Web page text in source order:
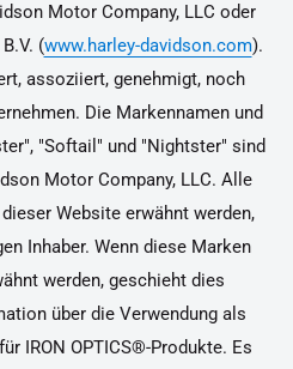
Motor Company, LLC oder
(www.harley-davidson.com).
assoziiert, genehmigt, noch
Die Markennamen und
"Softail" und "Nightster" sind
Motor Company, LLC. Alle
Website erwähnt werden,
Inhaber. Wenn diese Marken
werden, geschieht dies
über die Verwendung als
IRON OPTICS®-Produkte. Es